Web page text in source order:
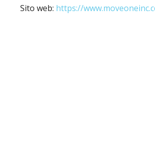
Sito web: https://